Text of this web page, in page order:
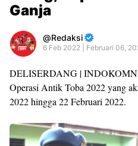
Ganja
Redaksi
6 Feb 2022 | Februari 06,
DELISERDANG |
Operasi Antik Toba 2022 yang
2022 hingga 22 Februari 2022.